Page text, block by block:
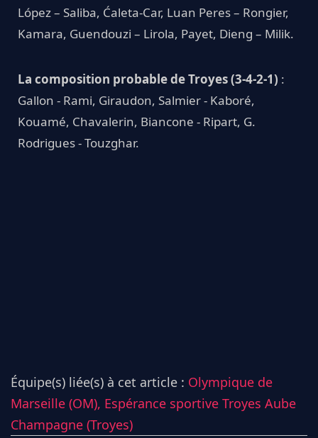
López – Saliba, Ćaleta-Car, Luan Peres – Rongier,
Kamara, Guendouzi – Lirola, Payet, Dieng – Milik.
La composition probable de Troyes (3-4-2-1) :
Gallon - Rami, Giraudon, Salmier - Kaboré,
Kouamé, Chavalerin, Biancone - Ripart, G.
Rodrigues - Touzghar.
Équipe(s) liée(s) à cet article : Olympique de
Marseille (OM), Espérance sportive Troyes Aube
Champagne (Troyes)